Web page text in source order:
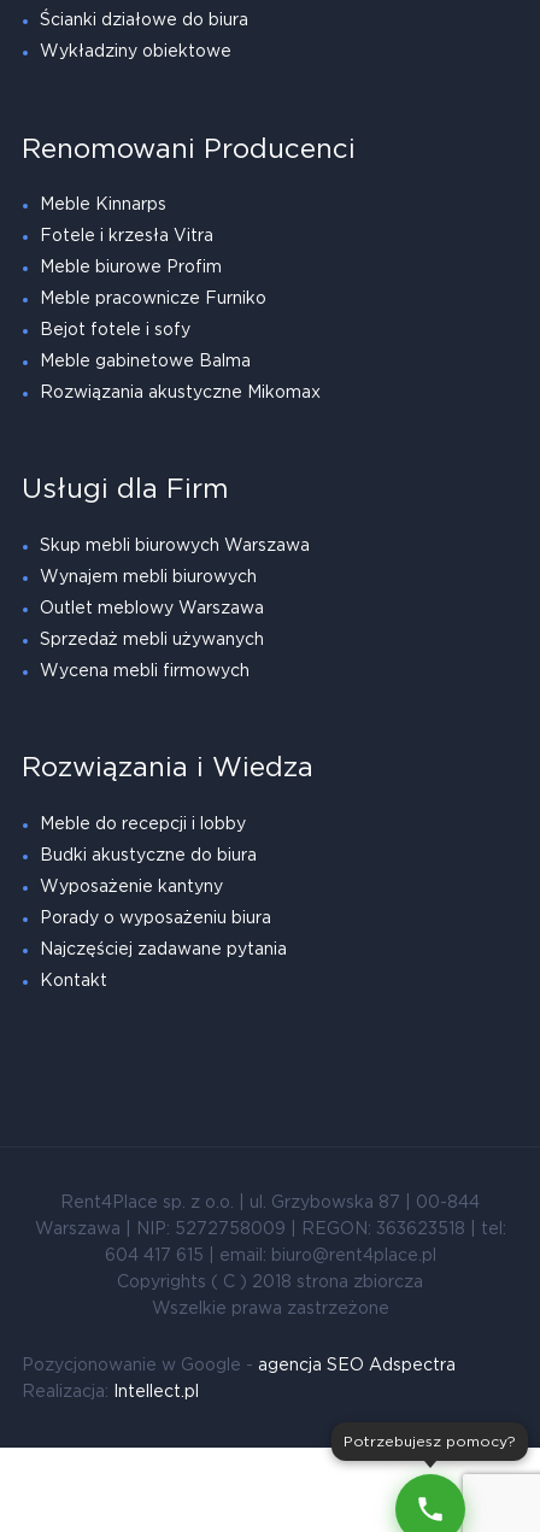
Ścianki działowe do biura
Wykładziny obiektowe
Renomowani Producenci
Meble Kinnarps
Fotele i krzesła Vitra
Meble biurowe Profim
Meble pracownicze Furniko
Bejot fotele i sofy
Meble gabinetowe Balma
Rozwiązania akustyczne Mikomax
Usługi dla Firm
Skup mebli biurowych Warszawa
Wynajem mebli biurowych
Outlet meblowy Warszawa
Sprzedaż mebli używanych
Wycena mebli firmowych
Rozwiązania i Wiedza
Meble do recepcji i lobby
Budki akustyczne do biura
Wyposażenie kantyny
Porady o wyposażeniu biura
Najczęściej zadawane pytania
Kontakt
Rent4Place sp. z o.o. | ul. Grzybowska 87 | 00-844
Warszawa | NIP: 5272758009 | REGON: 363623518 | tel:
604 417 615 | email: biuro@rent4place.pl
Copyrights ( C ) 2018 strona zbiorcza
Wszelkie prawa zastrzeżone
Pozycjonowanie w Google - agencja SEO Adspectra
Realizacja:
Intellect.pl
Potrzebujesz pomocy?